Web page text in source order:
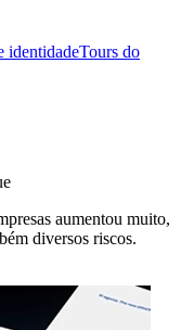
identidadeTours do
aumentou muito,
diversos riscos.